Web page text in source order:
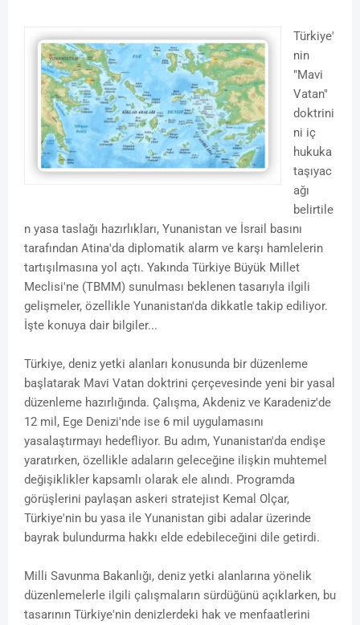
Türkiye'
nin
"Mavi
Vatan"
doktrini
ni iç
hukuka
taşıyac
ağı
belirtile
n yasa taslağı hazırlıkları, Yunanistan ve İsrail basını
tarafından Atina'da diplomatik alarm ve karşı hamlelerin
tartışılmasına yol açtı. Yakında Türkiye Büyük Millet
Meclisi'ne (TBMM) sunulması beklenen tasarıyla ilgili
gelişmeler, özellikle Yunanistan'da dikkatle takip ediliyor.
İşte konuya dair bilgiler...
Türkiye, deniz yetki alanları konusunda bir düzenleme
başlatarak Mavi Vatan doktrini çerçevesinde yeni bir yasal
düzenleme hazırlığında. Çalışma, Akdeniz ve Karadeniz'de
12 mil, Ege Denizi'nde ise 6 mil uygulamasını
yasalaştırmayı hedefliyor. Bu adım, Yunanistan'da endişe
yaratırken, özellikle adaların geleceğine ilişkin muhtemel
değişiklikler kapsamlı olarak ele alındı. Programda
görüşlerini paylaşan askeri stratejist Kemal Olçar,
Türkiye'nin bu yasa ile Yunanistan gibi adalar üzerinde
bayrak bulundurma hakkı elde edebileceğini dile getirdi.
Milli Savunma Bakanlığı, deniz yetki alanlarına yönelik
düzenlemelerle ilgili çalışmaların sürdüğünü açıklarken, bu
tasarının Türkiye'nin denizlerdeki hak ve menfaatlerini